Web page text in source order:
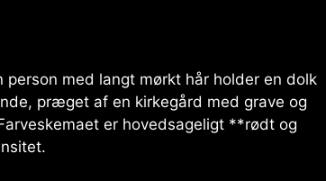
med langt mørkt hår holder en dolk
præget af en kirkegård med grave og
er hovedsageligt **rødt og